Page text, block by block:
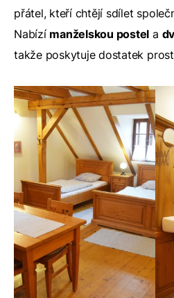
přátel, kteří chtějí sdílet
Nabízí manželskou postel a
takže poskytuje dostatek